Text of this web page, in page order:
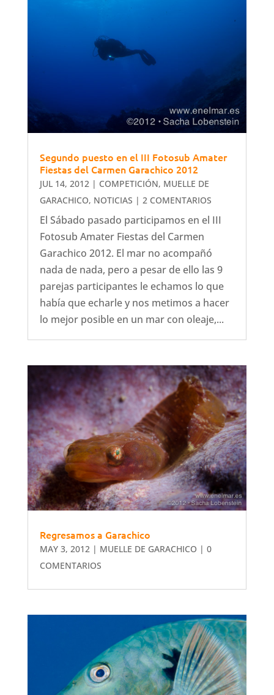
Segundo puesto en el III Fotosub Amater
Fiestas del Carmen Garachico 2012
JUL 14, 2012 | COMPETICIÓN, MUELLE DE
GARACHICO, NOTICIAS | 2 COMENTARIOS
El Sábado pasado participamos en el III
Fotosub Amater Fiestas del Carmen
Garachico 2012. El mar no acompañó
nada de nada, pero a pesar de ello las 9
parejas participantes le echamos lo que
había que echarle y nos metimos a hacer
lo mejor posible en un mar con oleaje,...
Regresamos a Garachico
MAY 3, 2012| MUELLE DE GARACHICO | 0
COMENTARIOS